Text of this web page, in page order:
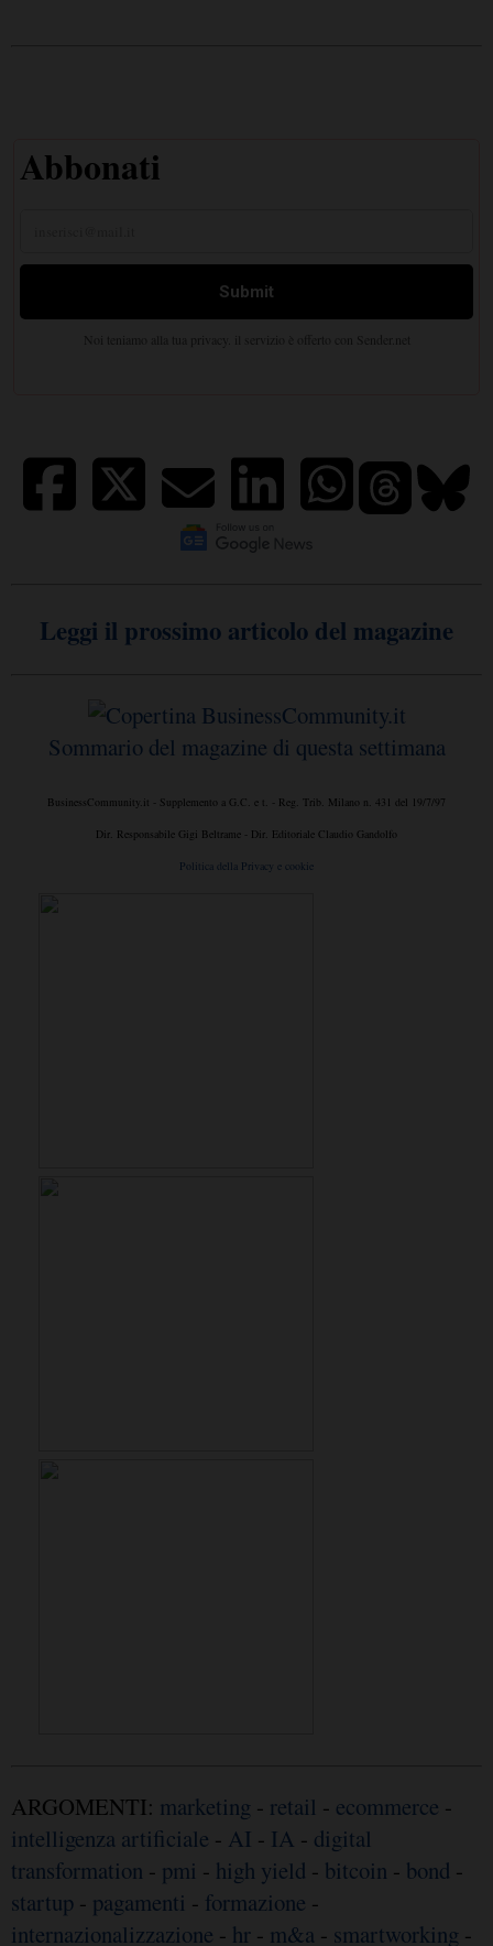
Leggi il prossimo articolo del magazine
Sommario del magazine di questa settimana
BusinessCommunity.it - Supplemento a G.C. e t. - Reg. Trib. Milano n. 431 del 19/7/97
Dir. Responsabile Gigi Beltrame - Dir. Editoriale Claudio Gandolfo
Politica della Privacy e cookie
ARGOMENTI: marketing - retail - ecommerce -
intelligenza artificiale - AI - IA - digital
transformation - pmi - high yield - bitcoin - bond -
startup - pagamenti - formazione -
internazionalizzazione - hr - m&a - smartworking -